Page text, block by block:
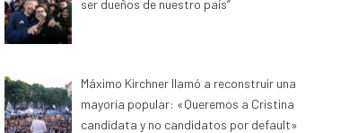
ser dueños de nuestro país”
Máximo Kirchner llamó a reconstruir una
mayoría popular: «Queremos a Cristina
candidata y no candidatos por default»